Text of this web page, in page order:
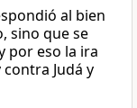
al bien
sino que se
por eso la ira
Judá y